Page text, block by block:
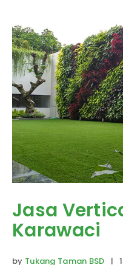
Jasa
Karawaci
by Tukang Taman BSD |